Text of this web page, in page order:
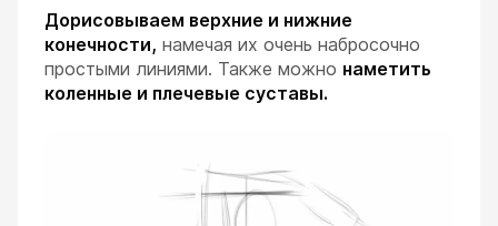
Дорисовываем верхние и нижние
конечности, намечая их очень набросочно
простыми линиями. Также можно наметить
коленные и плечевые суставы.